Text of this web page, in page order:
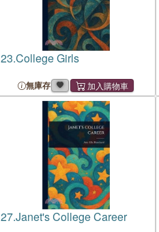
23.College Girls
無庫存
27.Janet's College Career